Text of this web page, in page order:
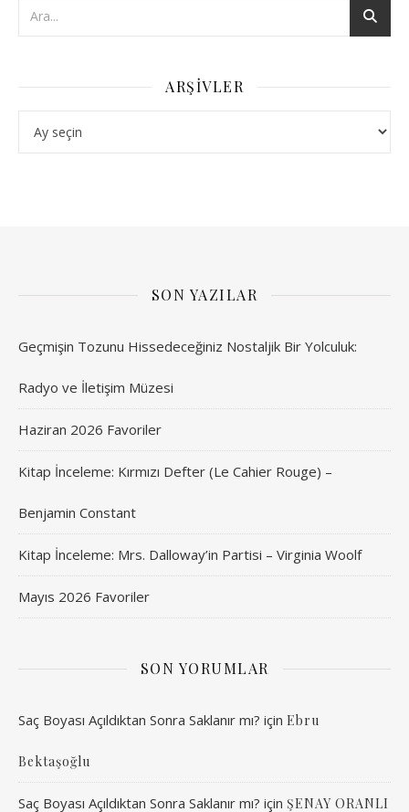
ARŞIVLER
SON YAZILAR
Geçmişin Tozunu Hissedeceğiniz Nostaljik Bir Yolculuk:
Radyo ve İletişim Müzesi
Haziran 2026 Favoriler
Kitap İnceleme: Kırmızı Defter (Le Cahier Rouge) –
Benjamin Constant
Kitap İnceleme: Mrs. Dalloway’in Partisi – Virginia Woolf
Mayıs 2026 Favoriler
SON YORUMLAR
Saç Boyası Açıldıktan Sonra Saklanır mı? için Ebru
Bektaşoğlu
Saç Boyası Açıldıktan Sonra Saklanır mı? için ŞENAY ORANLI